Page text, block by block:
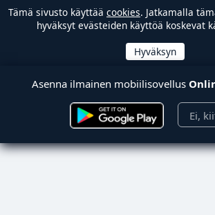
Tämä sivusto käyttää cookies. Jatkamalla
hyväksyt evästeiden käyttöä koskevat
Asenna ilmainen mobiilisovellus
Ei,